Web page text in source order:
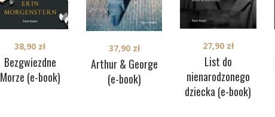
Bezgwiezdne
Morze (e-book)
38,90 zł
Arthur & George
(e-book)
37,90 zł
List do
nienarodzonego
dziecka (e-book)
27,90 zł